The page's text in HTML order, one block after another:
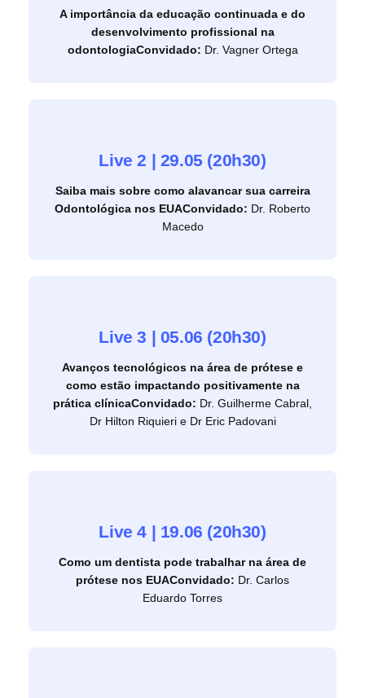
A importância da educação continuada e do
desenvolvimento profissional na
odontologiaConvidado: Dr. Vagner Ortega
Live 2 | 29.05 (20h30)
Saiba mais sobre como alavancar sua carreira
Odontológica nos EUAConvidado: Dr. Roberto
Macedo
Live 3 | 05.06 (20h30)
Avanços tecnológicos na área de prótese e
como estão impactando positivamente na
prática clínicaConvidado: Dr. Guilherme Cabral,
Dr Hilton Riquieri e Dr Eric Padovani
Live 4 | 19.06 (20h30)
Como um dentista pode trabalhar na área de
prótese nos EUAConvidado: Dr. Carlos
Eduardo Torres